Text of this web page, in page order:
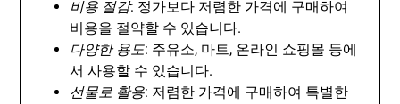
비용 절감: 정가보다 저렴한 가격에 구매하여
비용을 절약할 수 있습니다.
다양한 용도: 주유소, 마트, 온라인 쇼핑몰 등에
서 사용할 수 있습니다.
선물로 활용: 저렴한 가격에 구매하여 특별한